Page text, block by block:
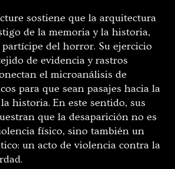
sostiene que la arquitectura
de la memoria y la historia,
del horror. Su ejercicio
de evidencia y rastros
el microanálisis de
para que sean pasajes hacia la
historia. En este sentido, sus
que la desaparición no es
físico, sino también un
un acto de violencia contra la